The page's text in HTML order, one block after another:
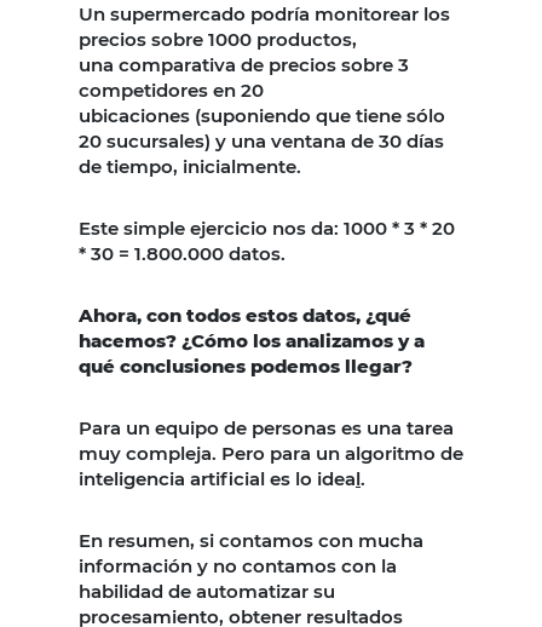
Un supermercado podría monitorear los
precios sobre 1000 productos,
una comparativa de precios sobre 3
competidores en 20
ubicaciones (suponiendo que tiene sólo
20 sucursales) y una ventana de 30 días
de tiempo, inicialmente.
Este simple ejercicio nos da: 1000 * 3 * 20
* 30 = 1.800.000 datos.
Ahora, con todos estos datos, ¿qué
hacemos? ¿Cómo los analizamos y a
qué conclusiones podemos llegar?
Para un equipo de personas es una tarea
muy compleja. Pero para un algoritmo de
inteligencia artificial es lo ideal.
En resumen, si contamos con mucha
información y no contamos con la
habilidad de automatizar su
procesamiento, obtener resultados